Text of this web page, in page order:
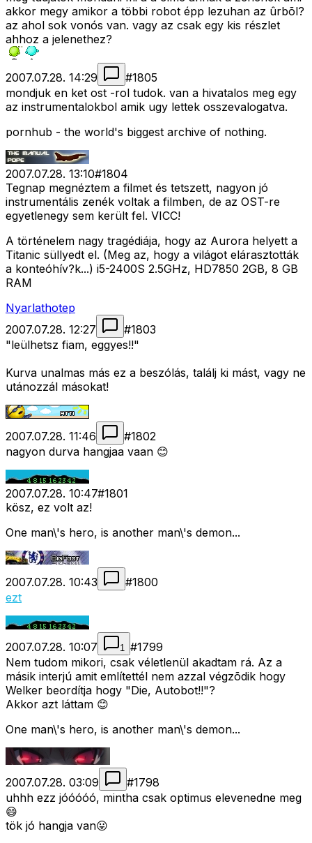
akkor megy amikor a többi robot épp lezuhan az ûrbõl?
az ahol sok vonós van. vagy az csak egy kis részlet
ahhoz a jelenethez?
2007.07.28. 14:29 #1805
mondjuk en ket ost -rol tudok. van a hivatalos meg egy
az instrumentalokbol amik ugy lettek osszevalogatva.
pornhub - the world's biggest archive of nothing.
2007.07.28. 13:10#1804
Tegnap megnéztem a filmet és tetszett, nagyon jó
instrumentális zenék voltak a filmben, de az OST-re
egyetlenegy sem került fel. VICC!
A történelem nagy tragédiája, hogy az Aurora helyett a
Titanic süllyedt el. (Meg az, hogy a világot elárasztották
a konteóhív?k...) i5-2400S 2.5GHz, HD7850 2GB, 8 GB
RAM
Nyarlathotep
2007.07.28. 12:27
#1803
"leülhetsz fiam, eggyes!!"
Kurva unalmas más ez a beszólás, találj ki mást, vagy ne
utánozzál másokat!
2007.07.28. 11:46 #1802
nagyon durva hangjaa vaan 😊
2007.07.28. 10:47#1801
kösz, ez volt az!
One man\'s hero, is another man\'s demon...
2007.07.28. 10:43 #1800
ezt
2007.07.28. 10:07 1 #1799
Nem tudom mikori, csak véletlenül akadtam rá. Az a
másik interjú amit említettél nem azzal végzõdik hogy
Welker beordítja hogy "Die, Autobot!!"?
Akkor azt láttam 😊
One man\'s hero, is another man\'s demon...
2007.07.28. 03:09 #1798
uhhh ezz jóóóóó, mintha csak optimus elevenedne meg
😄
tök jó hangja van😛